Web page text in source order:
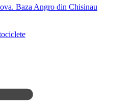
Baza Angro din Chisinau